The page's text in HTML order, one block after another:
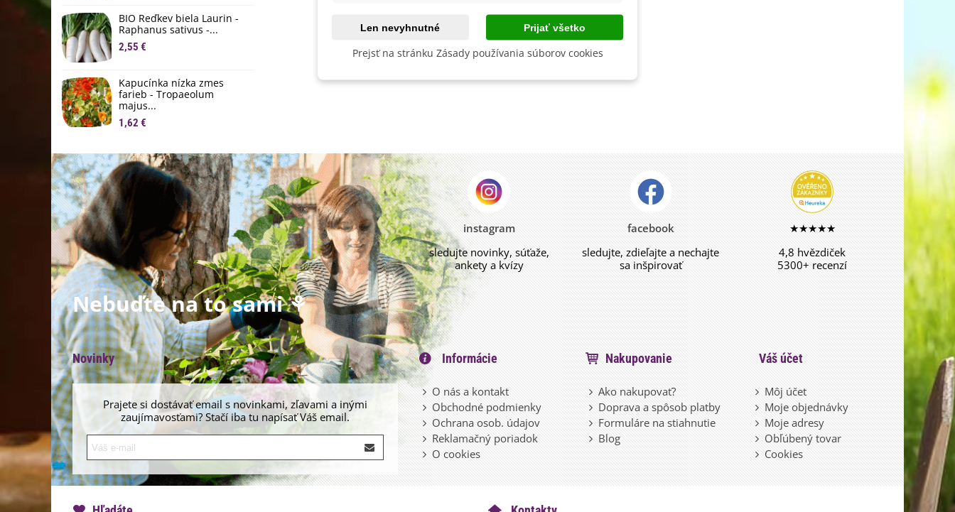
BIO Reďkev biela Laurin -
Raphanus sativus -...
2,55 €
Kapucínka nízka zmes
farieb - Tropaeolum
majus...
1,62 €
Eukalyptus Baby Blue -
Blahovičník - Eukalyptus...
Nebuďte na to sami ⚘
instagram
sledujte novinky, súťaže,
ankety a kvízy
facebook
sledujte, zdieľajte a nechajte
sa inšpirovať
★★★★★
4,8 hvězdiček
5300+ recenzí
Novinky
Prajete si dostávať email s novinkami, zľavami a inými
zaujímavosťami? Stačí iba tu napísať Váš email.
Informácie
O nás a kontakt
Obchodné podmienky
Ochrana osob. údajov
Reklamačný poriadok
O cookies
Nakupovanie
Ako nakupovať?
Doprava a spôsob platby
Formuláre na stiahnutie
Blog
Váš účet
Môj účet
Moje objednávky
Moje adresy
Obľúbený tovar
Cookies
Len nevyhnutné Prijať všetko
Prejsť na stránku Zásady používania súborov cookies